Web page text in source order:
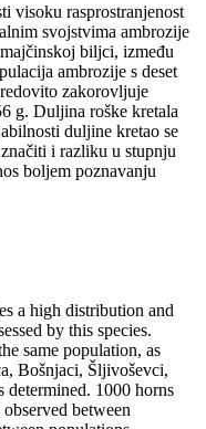
visoku rasprostranjenost
svojstvima ambrozije
biljci, između
ambrozije s deset
zakorovljuje
g. Duljina roške kretala
duljine kretao se
i razliku u stupnju
boljem poznavanju
a high distribution and
by this species.
same population, as
Bošnjaci, Šljivoševci,
determined. 1000 horns
between